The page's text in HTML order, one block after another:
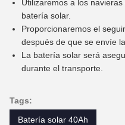
Utilizaremos a los
batería solar.
Proporcionaremos el
después de que se envíe
La batería solar será
durante el transporte.
Tags:
Batería solar 40Ah